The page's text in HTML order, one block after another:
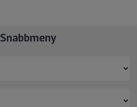
Snabbmeny